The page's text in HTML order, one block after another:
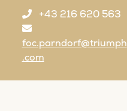
+43 216 620 563
foc.parndorf@triumph
.com